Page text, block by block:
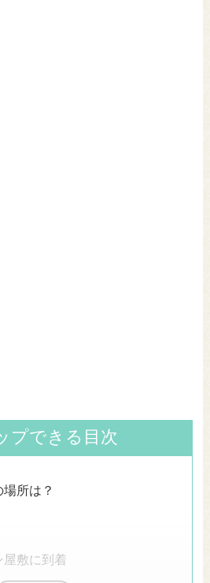
プできる目次
所は？
敷に到着